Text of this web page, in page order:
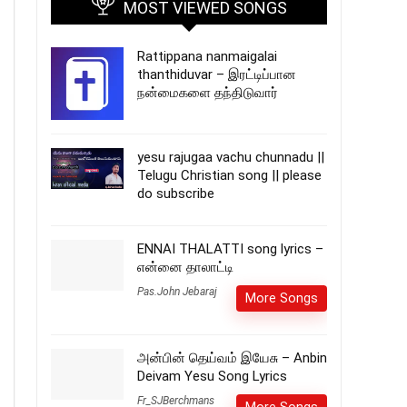
MOST VIEWED SONGS
Rattippana nanmaigalai
thanthiduvar – இரட்டிப்பான
நன்மைகளை தந்திடுவார்
yesu rajugaa vachu chunnadu ||
Telugu Christian song || please
do subscribe
ENNAI THALATTI song lyrics –
என்னை தாலாட்டி
Pas.John Jebaraj More Songs
அன்பின் தெய்வம் இயேசு – Anbin
Deivam Yesu Song Lyrics
Fr_SJBerchmans